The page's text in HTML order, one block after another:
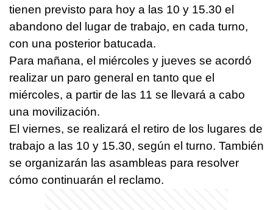
tienen previsto para hoy a las 10 y 15.30 el
abandono del lugar de trabajo, en cada turno,
con una posterior batucada.
Para mañana, el miércoles y jueves se acordó
realizar un paro general en tanto que el
miércoles, a partir de las 11 se llevará a cabo
una movilización.
El viernes, se realizará el retiro de los lugares de
trabajo a las 10 y 15.30, según el turno. También
se organizarán las asambleas para resolver
cómo continuarán el reclamo.